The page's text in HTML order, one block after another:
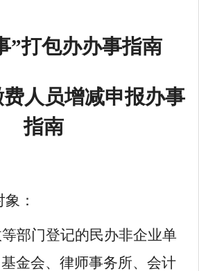
”打包办办事指南
人员增减申报办事
指南
：
部门登记的民办非企业单
金会、律师事务所、会计